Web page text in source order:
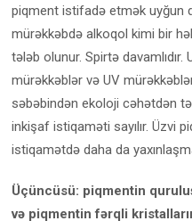
piqment istifadə etmək uyğun
mürəkkəbdə alkoqol kimi bir
tələb olunur. Spirtə
mürəkkəblər və UV
səbəbindən ekoloji cəhətdən
inkişaf istiqaməti sayılır. Üzvi
istiqamətdə daha da
Üçüncüsü: piqmentin
və piqmentin fərqli